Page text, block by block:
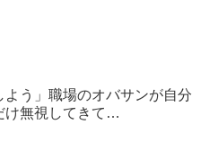
よう」職場のオバサンが自分
け無視してきて…